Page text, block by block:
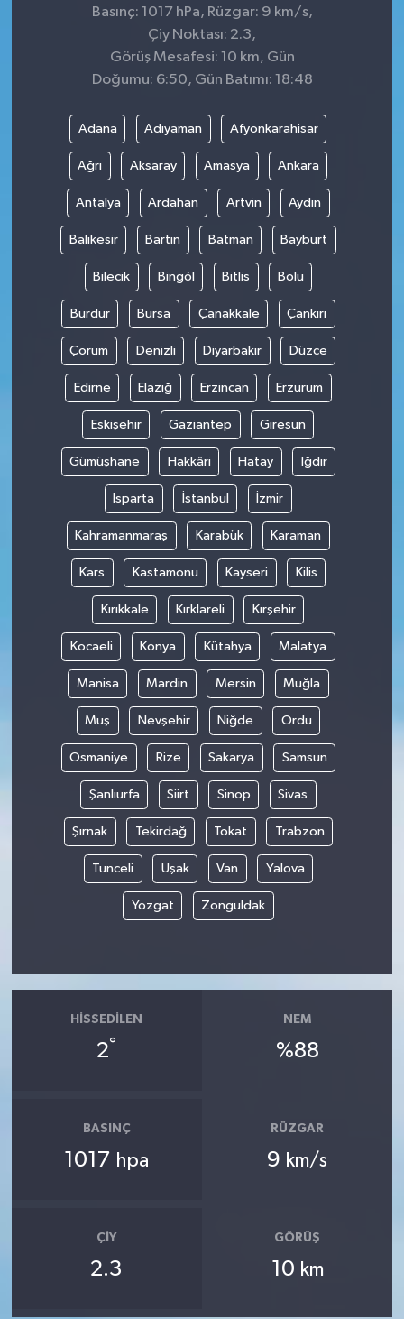
Basınç: 1017 hPa, Rüzgar: 9 km/s,
Çiy Noktası: 2.3,
Görüş Mesafesi: 10 km, Gün
Doğumu: 6:50, Gün Batımı: 18:48
Adana Adıyaman Afyonkarahisar
Ağrı Aksaray Amasya Ankara
Antalya Ardahan Artvin Aydın
Balıkesir Bartın Batman Bayburt
Bilecik Bingöl Bitlis Bolu
Burdur Bursa Çanakkale Çankırı
Çorum Denizli Diyarbakır Düzce
Edirne Elazığ Erzincan Erzurum
Eskişehir Gaziantep Giresun
Gümüşhane Hakkâri Hatay Iğdır
Isparta İstanbul İzmir
Kahramanmaraş Karabük Karaman
Kars Kastamonu Kayseri Kilis
Kırıkkale Kırklareli Kırşehir
Kocaeli Konya Kütahya Malatya
Manisa Mardin Mersin Muğla
Muş Nevşehir Niğde Ordu
Osmaniye Rize Sakarya Samsun
Şanlıurfa Siirt Sinop Sivas
Şırnak Tekirdağ Tokat Trabzon
Tunceli Uşak Van Yalova
Yozgat Zonguldak
HISSEDILEN
2°
NEM
%88
BASINÇ
1017 hpa
RÜZGAR
9 km/s
ÇIY
2.3
GÖRÜŞ
10 km